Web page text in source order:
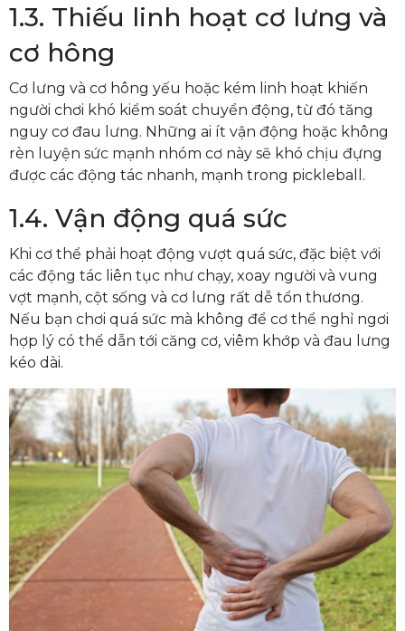
1.3. Thiếu linh hoạt cơ lưng và
cơ hông
Cơ lưng và cơ hông yếu hoặc kém linh hoạt khiến
người chơi khó kiểm soát chuyển động, từ đó tăng
nguy cơ đau lưng. Những ai ít vận động hoặc không
rèn luyện sức mạnh nhóm cơ này sẽ khó chịu đựng
được các động tác nhanh, mạnh trong pickleball.
1.4. Vận động quá sức
Khi cơ thể phải hoạt động vượt quá sức, đặc biệt với
các động tác liên tục như chạy, xoay người và vung
vợt mạnh, cột sống và cơ lưng rất dễ tổn thương.
Nếu bạn chơi quá sức mà không để cơ thể nghỉ ngơi
hợp lý có thể dẫn tới căng cơ, viêm khớp và đau lưng
kéo dài.